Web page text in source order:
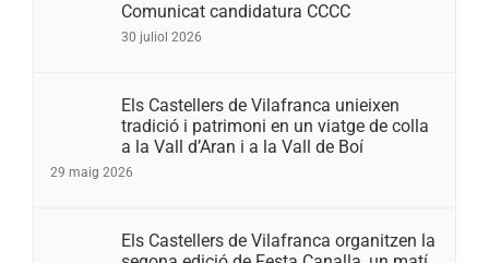
Comunicat candidatura CCCC
30 juliol 2026
Els Castellers de Vilafranca unieixen
tradició i patrimoni en un viatge de colla
a la Vall d’Aran i a la Vall de Boí
29 maig 2026
Els Castellers de Vilafranca organitzen la